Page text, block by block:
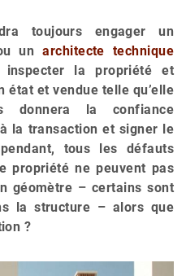
toujours engager un
unarchitecte technique
inspecter la propriété et
état et vendue telle qu’elle
donnera la confiance
la transaction et signer le
tous les défauts
propriété ne peuvent pas
géomètre – certains sont
la structure – alors que
?